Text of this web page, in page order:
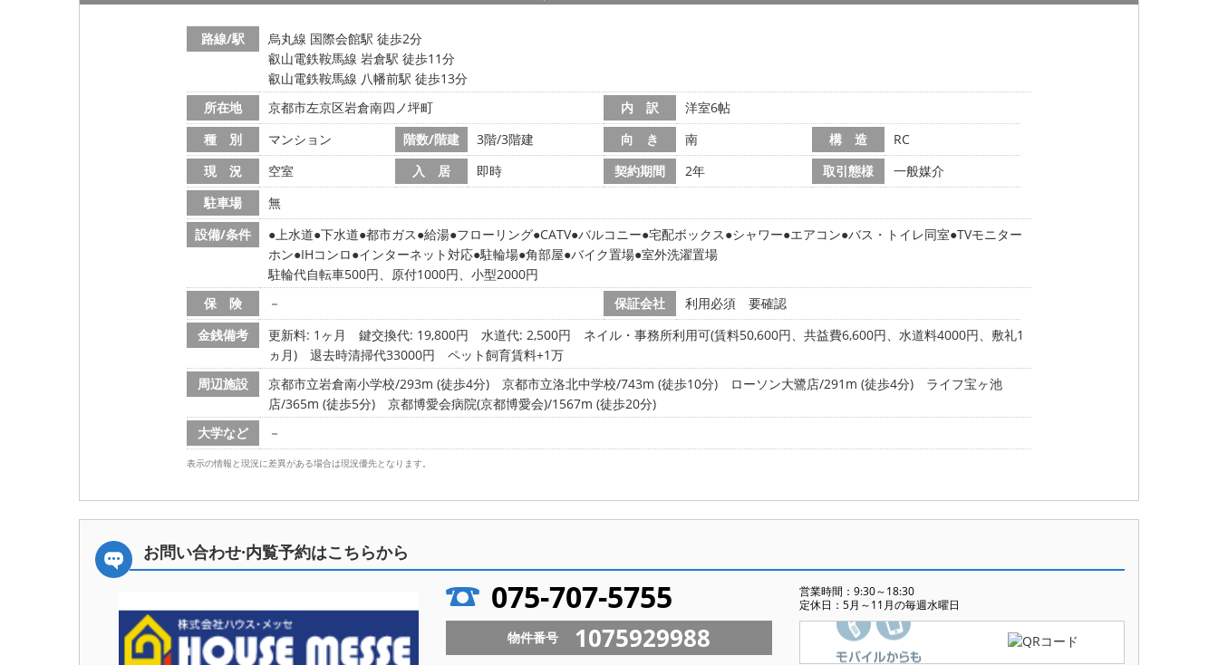
路線/駅
烏丸線 国際会館駅 徒歩2分
叡山電鉄鞍馬線 岩倉駅 徒歩11分
叡山電鉄鞍馬線 八幡前駅 徒歩13分
所在地
京都市左京区岩倉南四ノ坪町 内 訳
洋室6帖
種 別
マンション 階数/階建 3階/3階建 向 き 南 構 造
RC
現 況
空室 入 居 即時 契約期間 2年 取引態様
一般媒介
駐車場
無
設備/条件
上水道 下水道 都市ガス 給湯 フローリング CATV バルコニー 宅配ボックス シャワー エアコン バス・トイレ同室 TVモニター
ホン IHコンロ インターネット対応 駐輪場 角部屋 バイク置場 室外洗濯置場
駐輪代自転車500円、原付1000円、小型2000円
保 険
－ 保証会社
利用必須 要確認
金銭備考
更新料: 1ヶ月 鍵交換代: 19,800円 水道代: 2,500円
ネイル・事務所利用可(賃料50,600円、共益費6,600円、水道料4000円、敷礼1
ヵ月) 退去時清掃代33000円 ペット飼育賃料+1万
周辺施設
京都市立岩倉南小学校/293m (徒歩4分) 京都市立洛北中学校/743m (徒歩10分) ローソン大鷺店/291m (徒歩4分)
ライフ宝ヶ池
店/365m (徒歩5分)
京都博愛会病院(京都博愛会)/1567m (徒歩20分)
大学など
－
表示の情報と現況に差異がある場合は現況優先となります。
お問い合わせ·内覧予約はこちらから
075-707-5755
営業時間：9:30～18:30
定休日：5月～11月の毎週水曜日
物件番号 1075929988